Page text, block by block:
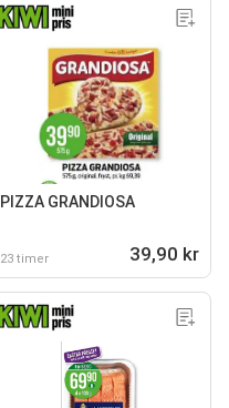
PIZZA GRANDIOSA
23 timer 39,90 kr